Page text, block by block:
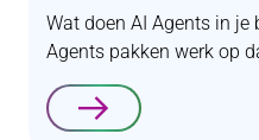
Wat doen AI Agents in je
Agents pakken werk op
Lees verder